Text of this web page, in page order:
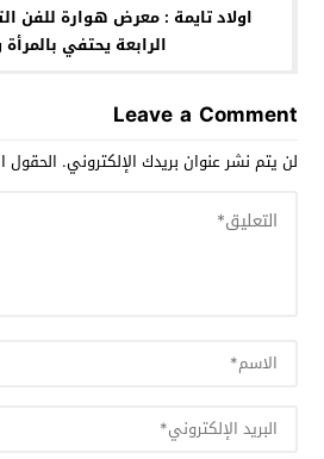
اولاد تايمة : معرض هوارة للفن
الرابعة يحتفي بالمرأة
Leave a Comment
لن يتم نشر عنوان بريدك الإلكتروني. الحقول